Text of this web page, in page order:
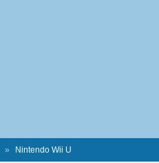
Nintendo Wii U